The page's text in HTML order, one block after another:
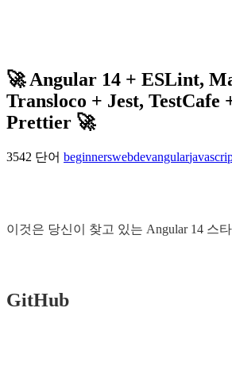
🚀 Angular 14 + ESLint,
Transloco + Jest, TestCafe
Prettier 🚀
3542 단어 beginnerswebdevangular
이것은 당신이 찾고 있는 Angular 14 스
GitHub